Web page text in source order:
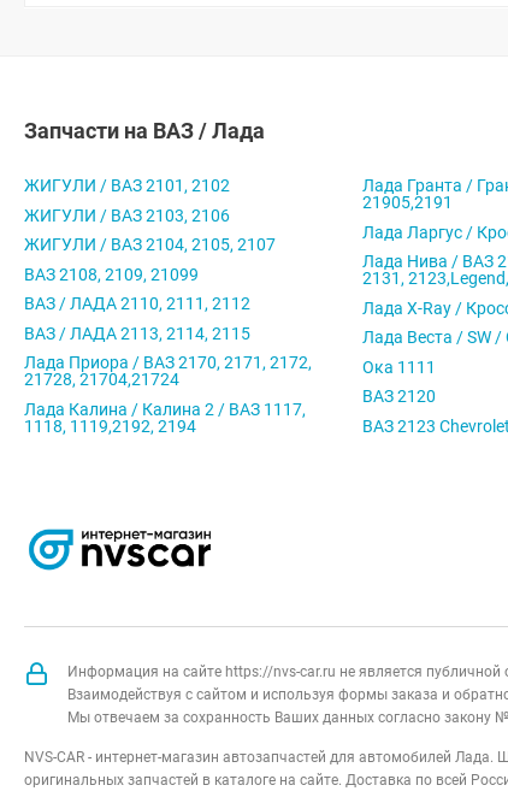
Запчасти на ВАЗ / Лада
ЖИГУЛИ / ВАЗ 2101, 2102
ЖИГУЛИ / ВАЗ 2103, 2106
ЖИГУЛИ / ВАЗ 2104, 2105, 2107
ВАЗ 2108, 2109, 21099
ВАЗ / ЛАДА 2110, 2111, 2112
ВАЗ / ЛАДА 2113, 2114, 2115
Лада Приора / ВАЗ 2170, 2171, 2172,
21728, 21704,21724
Лада Калина / Калина 2 / ВАЗ 1117,
1118, 1119,2192, 2194
Лада Гранта /
21905,2191
Лада Ларгус /
Лада Нива / ВАЗ
2131,
Лада X-Ray /
Лада Веста / SW /
Ока 1111
ВАЗ 2120
ВАЗ 2123
Информация на сайте https://nvs-car.ru не является
Взаимодействуя с сайтом и используя формы заказа и
Мы отвечаем за сохранность Ваших данных согласно закону
NVS-CAR - интернет-магазин автозапчастей для автомобилей
оригинальных запчастей в каталоге на сайте. Доставка по всей